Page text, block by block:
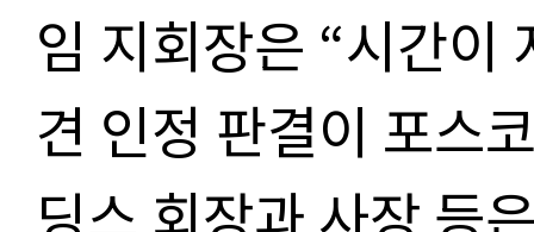
임 지회장은 “시간이
견 인정 판결이 포스
딩스 회장과 사장 등